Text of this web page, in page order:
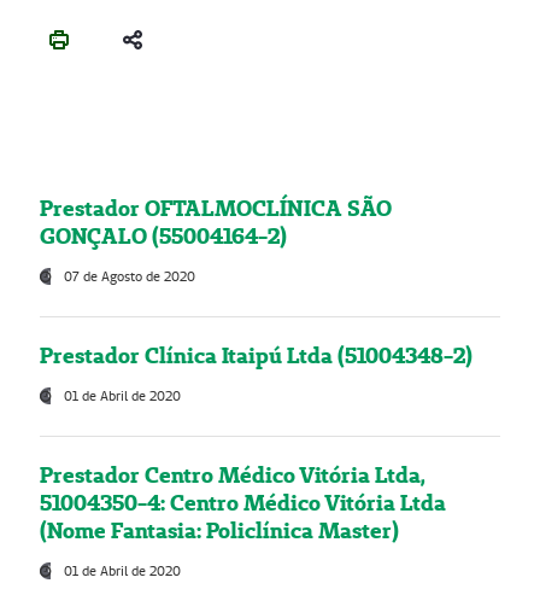
Prestador OFTALMOCLÍNICA SÃO
GONÇALO (55004164-2)
07 de Agosto de 2020
Prestador Clínica Itaipú Ltda (51004348-2)
01 de Abril de 2020
Prestador Centro Médico Vitória Ltda,
51004350-4: Centro Médico Vitória Ltda
(Nome Fantasia: Policlínica Master)
01 de Abril de 2020